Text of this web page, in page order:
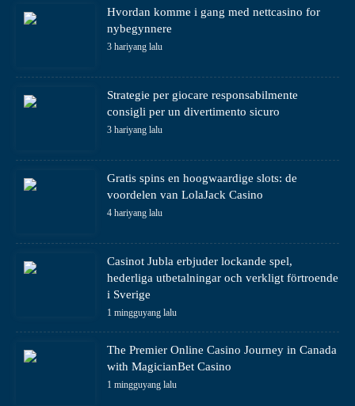
Hvordan komme i gang med nettcasino for
nybegynnere
3 hariyang lalu
Strategie per giocare responsabilmente
consigli per un divertimento sicuro
3 hariyang lalu
Gratis spins en hoogwaardige slots: de
voordelen van LolaJack Casino
4 hariyang lalu
Casinot Jubla erbjuder lockande spel,
hederliga utbetalningar och verkligt förtroende
i Sverige
1 mingguyang lalu
The Premier Online Casino Journey in Canada
with MagicianBet Casino
1 mingguyang lalu